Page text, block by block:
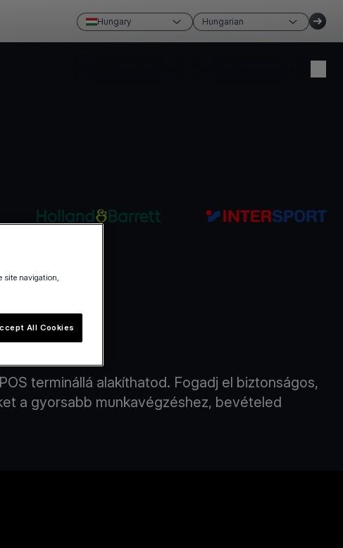
Hungary Hungarian
terminállá alakíthatod. Fogadj el biztonságos,
a gyorsabb munkavégzéshez, bevételed
site navigation,
All Cookies